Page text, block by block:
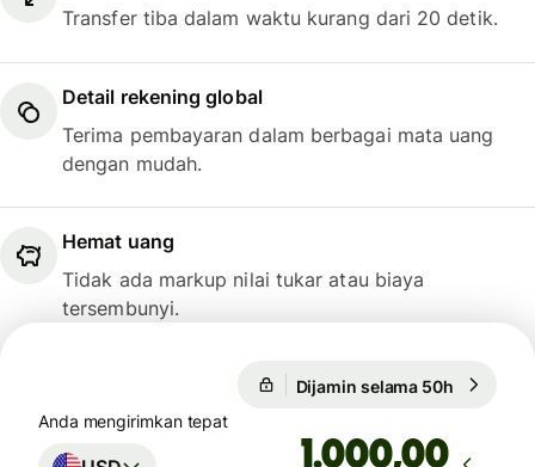
Transfer tiba dalam waktu kurang dari 20 detik.
Detail rekening global
Terima pembayaran dalam berbagai mata uang
dengan mudah.
Hemat uang
Tidak ada markup nilai tukar atau biaya
tersembunyi.
Dijamin selama 50h
Anda mengirimkan tepat
,00